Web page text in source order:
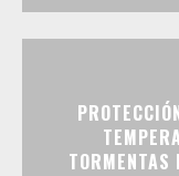
TORMENTAS